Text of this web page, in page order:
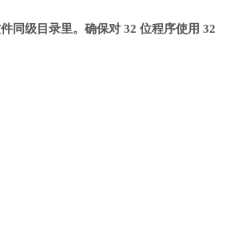
同级目录里。确保对 32 位程序使用 32